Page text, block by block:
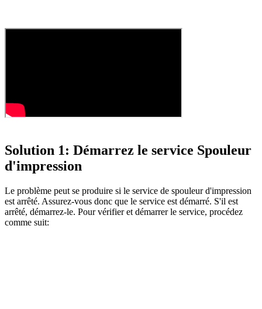
Solution 1: Démarrez le service Spouleur
d'impression
Le problème peut se produire si le service de spouleur d'impression
est arrêté. Assurez-vous donc que le service est démarré. S'il est
arrêté, démarrez-le. Pour vérifier et démarrer le service, procédez
comme suit: